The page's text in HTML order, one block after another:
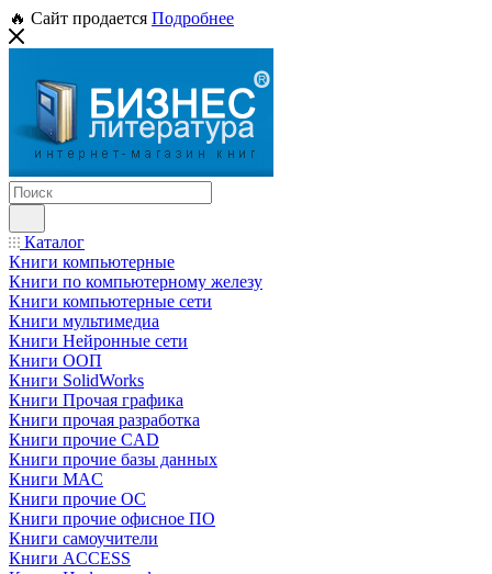
🔥 Сайт продается Подробнее
Каталог
Книги компьютерные
Книги по компьютерному железу
Книги компьютерные сети
Книги мультимедиа
Книги Нейронные сети
Книги ООП
Книги SolidWorks
Книги Прочая графика
Книги прочая разработка
Книги прочие CAD
Книги прочие базы данных
Книги MAC
Книги прочие ОС
Книги прочие офисное ПО
Книги самоучители
Книги ACCESS